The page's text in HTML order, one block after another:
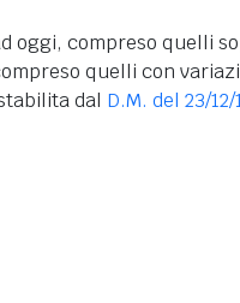
oggi, compreso quelli
quelli con
dal D.M. del 23/12/